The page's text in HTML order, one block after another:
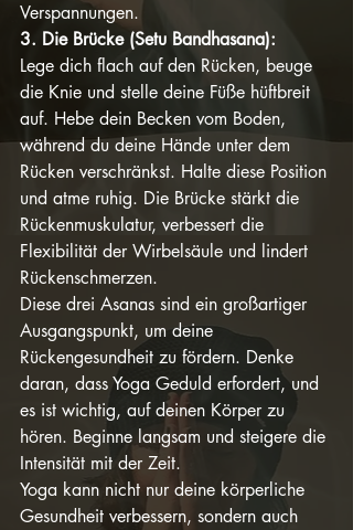
Verspannungen.
3. Die Brücke (Setu Bandhasana):
Lege dich flach auf den Rücken, beuge
die Knie und stelle deine Füße hüftbreit
auf. Hebe dein Becken vom Boden,
während du deine Hände unter dem
Rücken verschränkst. Halte diese Position
und atme ruhig. Die Brücke stärkt die
Rückenmuskulatur, verbessert die
Flexibilität der Wirbelsäule und lindert
Rückenschmerzen.
Diese drei Asanas sind ein großartiger
Ausgangspunkt, um deine
Rückengesundheit zu fördern. Denke
daran, dass Yoga Geduld erfordert, und
es ist wichtig, auf deinen Körper zu
hören. Beginne langsam und steigere die
Intensität mit der Zeit.
Yoga kann nicht nur deine körperliche
Gesundheit verbessern, sondern auch